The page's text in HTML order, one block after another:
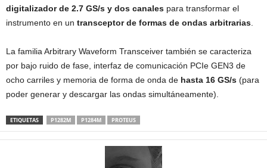
digitalizador de 2.7 GS/s y dos canales para transformar el
instrumento en un transceptor de formas de ondas arbitrarias.
La familia Arbitrary Waveform Transceiver también se caracteriza
por bajo ruido de fase, interfaz de comunicación PCIe GEN3 de
ocho carriles y memoria de forma de onda de hasta 16 GS/s (para
poder generar y descargar las ondas simultáneamente).
ETIQUETAS P1282M P1284M PROTEUS